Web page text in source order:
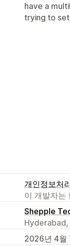
have a
trying to
개인정보처
이 개발자는
Shepple
Hyderabad,
2026년 4월